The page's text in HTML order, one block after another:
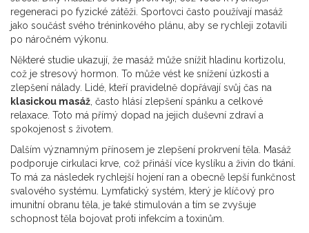
regeneraci po fyzické zátěži. Sportovci často používají masáž
jako součást svého tréninkového plánu, aby se rychleji zotavili
po náročném výkonu.
Některé studie ukazují, že masáž může snížit hladinu kortizolu,
což je stresový hormon. To může vést ke snížení úzkosti a
zlepšení nálady. Lidé, kteří pravidelně dopřávají svůj čas na
klasickou masáž , často hlásí zlepšení spánku a celkové
relaxace. Toto má přímý dopad na jejich duševní zdraví a
spokojenost s životem.
Dalším významným přínosem je zlepšení prokrvení těla. Masáž
podporuje cirkulaci krve, což přináší více kyslíku a živin do tkání.
To má za následek rychlejší hojení ran a obecně lepší funkčnost
svalového systému. Lymfatický systém, který je klíčový pro
imunitní obranu těla, je také stimulován a tím se zvyšuje
schopnost těla bojovat proti infekcím a toxinům.